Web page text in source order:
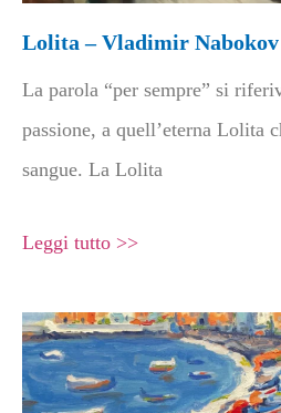
Lolita – Vladimir Nabokov
La parola “per sempre” si
passione, a quell’eterna Lolita
sangue. La Lolita
Leggi tutto >>